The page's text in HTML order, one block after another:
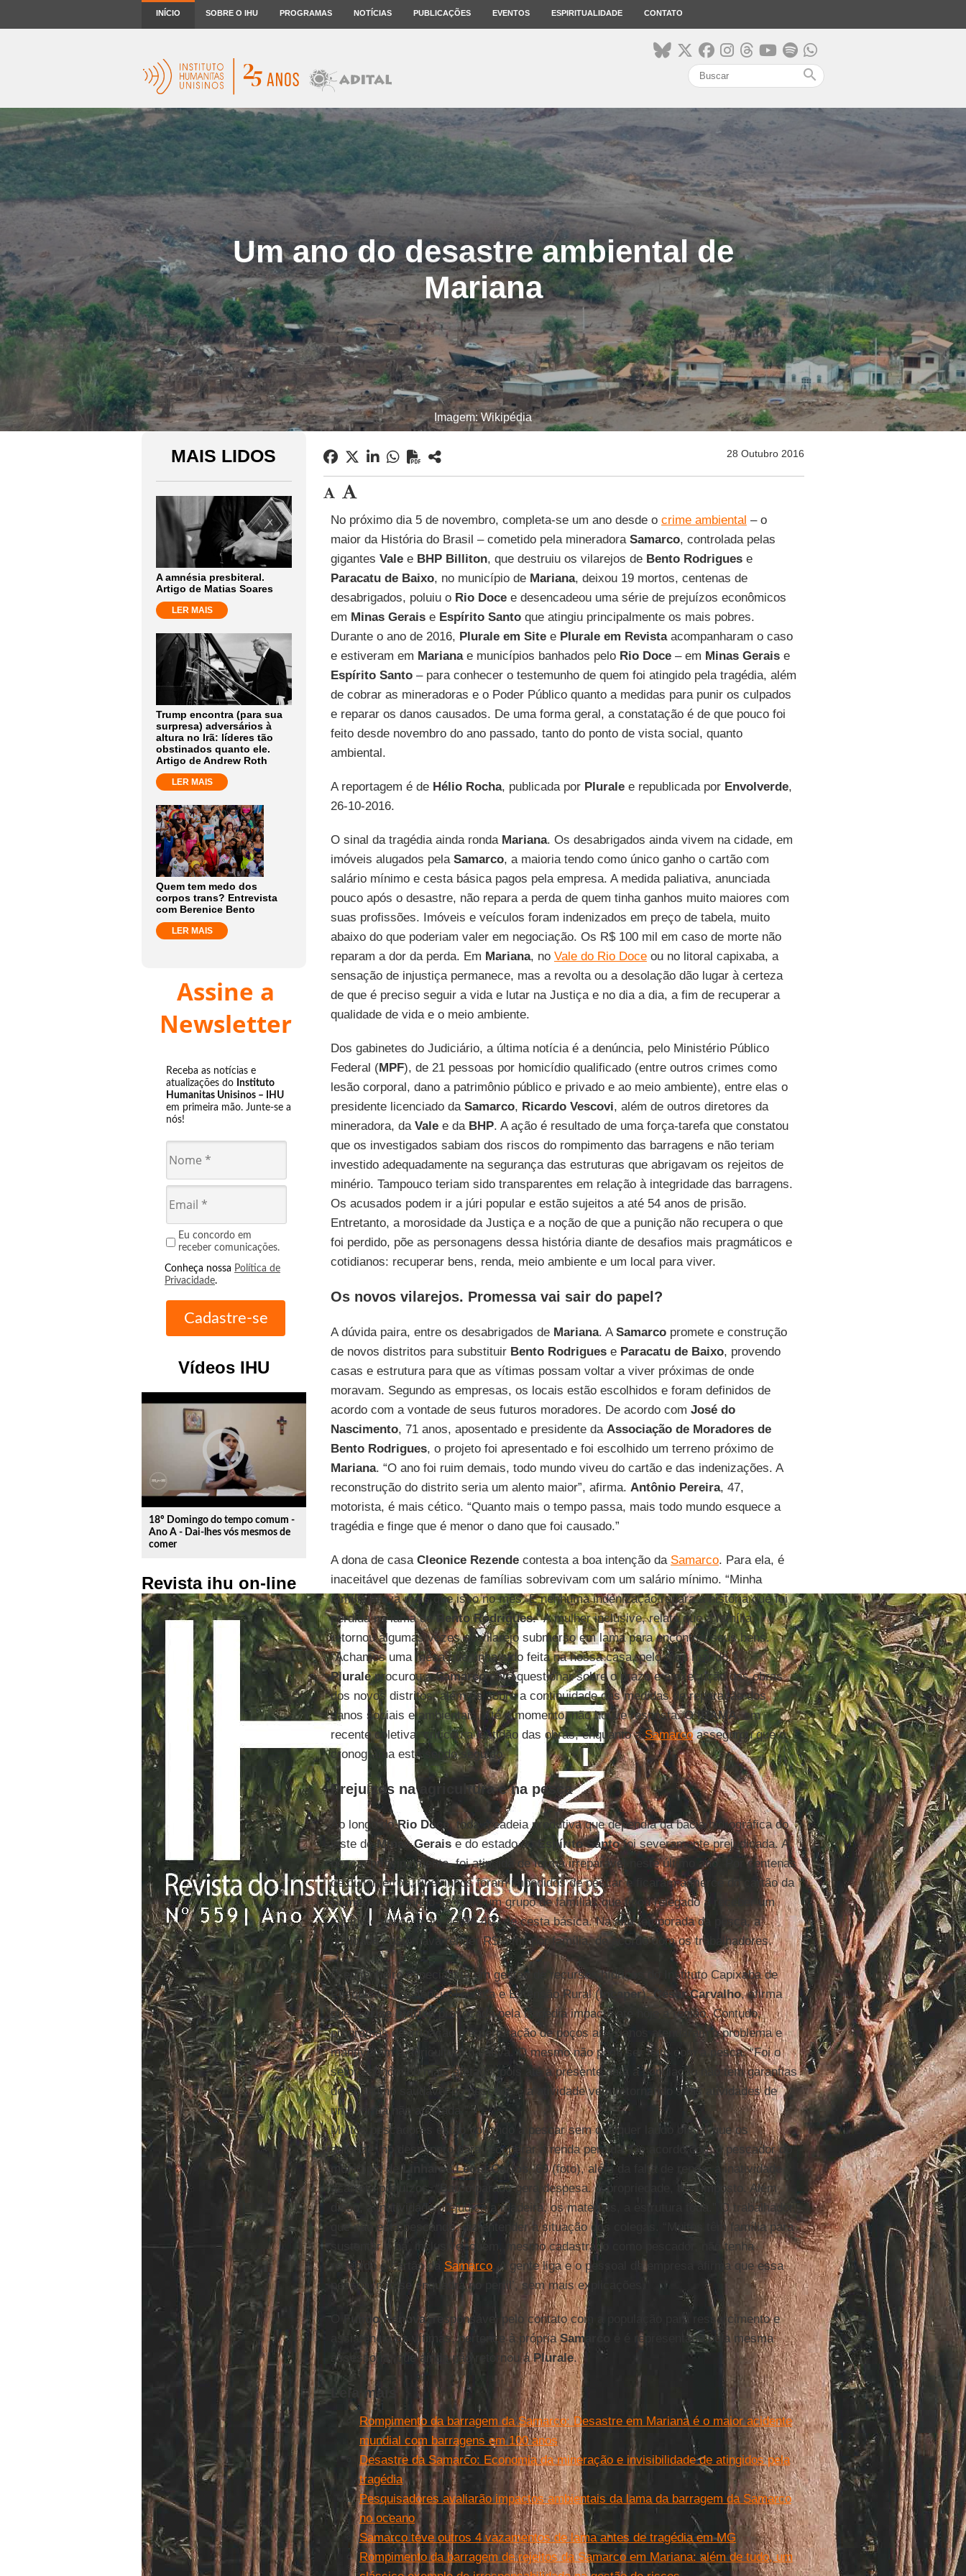
INÍCIO SOBRE O IHU PROGRAMAS NOTÍCIAS PUBLICAÇÕES EVENTOS ESPIRITUALIDADE CONTATO
search
Um ano do desastre ambiental de
Mariana
Imagem: Wikipédia
MAIS LIDOS
A amnésia presbiteral.
Artigo de Matias Soares
LER MAIS
Trump encontra (para sua
surpresa) adversários à
altura no Irã: líderes tão
obstinados quanto ele.
Artigo de Andrew Roth
LER MAIS
Quem tem medo dos
corpos trans? Entrevista
com Berenice Bento
LER MAIS
Assine a
Newsletter
Receba as notícias e
atualizações do Instituto
Humanitas Unisinos – IHU
em primeira mão. Junte-se a
nós!
Eu concordo em
receber comunicações.
Conheça nossa Política de
Privacidade.
Vídeos IHU
play_circle_outline
18º Domingo do tempo comum -
Ano A - Dai-lhes vós mesmos de
comer
Revista ihu on-line
28 Outubro 2016
No próximo dia 5 de novembro, completa-se um ano desde o crime ambiental – o
maior da História do Brasil – cometido pela mineradora Samarco, controlada pelas
gigantes Valee BHP Billiton, que destruiu os vilarejos de Bento Rodriguese
Paracatu de Baixo, no município de Mariana, deixou 19 mortos, centenas de
desabrigados, poluiu o Rio Docee desencadeou uma série de prejuízos econômicos
em Minas Geraise Espírito Santoque atingiu principalmente os mais pobres.
Durante o ano de 2016, Plurale em Sitee Plurale em Revistaacompanharam o caso
e estiveram em Marianae municípios banhados pelo Rio Doce– em Minas Geraise
Espírito Santo– para conhecer o testemunho de quem foi atingido pela tragédia, além
de cobrar as mineradoras e o Poder Público quanto a medidas para punir os culpados
e reparar os danos causados. De uma forma geral, a constatação é de que pouco foi
feito desde novembro do ano passado, tanto do ponto de vista social, quanto
ambiental.
A reportagem é de Hélio Rocha, publicada por Pluralee republicada por Envolverde,
26-10-2016.
O sinal da tragédia ainda ronda Mariana. Os desabrigados ainda vivem na cidade, em
imóveis alugados pela Samarco, a maioria tendo como único ganho o cartão com
salário mínimo e cesta básica pagos pela empresa. A medida paliativa, anunciada
pouco após o desastre, não repara a perda de quem tinha ganhos muito maiores com
suas profissões. Imóveis e veículos foram indenizados em preço de tabela, muito
abaixo do que poderiam valer em negociação. Os R$ 100 mil em caso de morte não
reparam a dor da perda. Em Mariana, no Vale do Rio Doceou no litoral capixaba, a
sensação de injustiça permanece, mas a revolta ou a desolação dão lugar à certeza
de que é preciso seguir a vida e lutar na Justiça e no dia a dia, a fim de recuperar a
qualidade de vida e o meio ambiente.
Dos gabinetes do Judiciário, a última notícia é a denúncia, pelo Ministério Público
Federal (MPF), de 21 pessoas por homicídio qualificado (entre outros crimes como
lesão corporal, dano a patrimônio público e privado e ao meio ambiente), entre elas o
presidente licenciado da Samarco, Ricardo Vescovi, além de outros diretores da
mineradora, da Valee da BHP. A ação é resultado de uma força-tarefa que constatou
que os investigados sabiam dos riscos do rompimento das barragens e não teriam
investido adequadamente na segurança das estruturas que abrigavam os rejeitos de
minério. Tampouco teriam sido transparentes em relação à integridade das barragens.
Os acusados podem ir a júri popular e estão sujeitos a até 54 anos de prisão.
Entretanto, a morosidade da Justiça e a noção de que a punição não recupera o que
foi perdido, põe as personagens dessa história diante de desafios mais pragmáticos e
cotidianos: recuperar bens, renda, meio ambiente e um local para viver.
Os novos vilarejos. Promessa vai sair do papel?
A dúvida paira, entre os desabrigados de Mariana. ASamarcopromete e construção
de novos distritos para substituir Bento Rodriguese Paracatu de Baixo, provendo
casas e estrutura para que as vítimas possam voltar a viver próximas de onde
moravam. Segundo as empresas, os locais estão escolhidos e foram definidos de
acordo com a vontade de seus futuros moradores. De acordo com José do
Nascimento, 71 anos, aposentado e presidente da Associação de Moradores de
Bento Rodrigues, o projeto foi apresentado e foi escolhido um terreno próximo de
Mariana. “O ano foi ruim demais, todo mundo viveu do cartão e das indenizações. A
reconstrução do distrito seria um alento maior”, afirma. Antônio Pereira, 47,
motorista, é mais cético. “Quanto mais o tempo passa, mais todo mundo esquece a
tragédia e finge que é menor o dano que foi causado.”
A dona de casa Cleonice Rezendecontesta a boa intenção da Samarco. Para ela, é
inaceitável que dezenas de famílias sobrevivam com um salário mínimo. “Minha
família tirava mais que isso no mês. E nenhuma indenização repara a história que foi
perdida na lama deBento Rodrigues.” A mulher inclusive, relata que a família
retornou algumas vezes ao vilarejo submerso em lama para encontrar seus bens.
“Achamos uma mesa que tinha sido feita na nossa casa, pelo meu marido.”
Pluraleprocurou aSamarcopara questionar sobre o prazo e a execução das obras
dos novos distritos, além de sobre a continuidade das medidas de reparação dos
danos sociais e ambientais. Até o momento, não houve resposta. OIBAMA, em
recente coletiva, criticou a lentidão das obras, enquanto aSamarcoassegurou que o
cronograma está sendo seguido.
Prejuízos na agricultura e na pesca
Ao longo doRio Doce, toda a cadeia produtiva que dependia da bacia hidrográfica do
leste deMinas Geraise do estado do Espírito Santofoi severamente prejudicada. A
pesca, principalmente, foi atingida de forma irreparável neste último ano. Por centenas
de quilômetros, ribeirinhos foram impedidos de pescar e ficaram à mercê do cartão da
Samarco, tornando-se mais um grupo de famílias que ficou relegado a receber um
salário e pouco mais de R$ 400 de cesta básica. Na alta temporada da pesca, a
atividade costumava render R$ 4 mil por família, de acordo com os trabalhadores.
O engenheiro especialista em gestão de recursos hídricos do Instituto Capixaba de
Pesquisa, Assistência Técnica e Extensão Rural (Incaper),César Carvalho, afirma
que acrise hídricaprovocada pela tragédia impacta até hoje a região. Contudo,
programas de irrigação e a perfuração de poços artesianos atenuaram o problema e
mantiveram a agricultura na ativa. O mesmo não pôde ser feito com a pesca. “Foi o
setor econômico mais afetado, pois até a presente data a população não tem garantias
de consumo saudável do pescado e a atividade vem retornando suas atividades de
uma forma não atestada.”
Muitos pescadores estão voltando a pescar sem qualquer laudo oficial que os
autorize, no desespero para recuperar a renda perdida. De acordo com o pescador do
município deLinhares Leoni Carlos
, 69 (foto), além da falta de renda, a inatividade
acarreta prejuízos. “Barco parado gera despesa. É propriedade, tem imposto. Além
disso, a inatividade prejudica a madeira, os materiais, a estrutura toda.” O trabalhador,
que não está pescando, diz entender a situação dos colegas. “Muitos têm família para
sustentar e há, inclusive, quem, mesmo cadastrado como pescador, não tenha
recebido o cartão da Samarco. A gente liga e o pessoal da empresa afirma que essa
pessoa ‘não se enquadra no perfil’, sem mais explicações.”
O Fundo Renova, responsável pelo contato com a população para ressarcimento e
assistência às vítimas, pertence à própriaSamarco
e é representado pela mesma
assessoria, que ainda não retornou áPlurale.
Leia mais
Rompimento da barragem da Samarco: Desastre em Mariana é o maior acidente
mundial com barragens em 100 anos
Desastre da Samarco: Economia da mineração e invisibilidade de atingidos pela
tragédia
Pesquisadores avaliarão impactos ambientais da lama da barragem da Samarco
no oceano
Samarco teve outros 4 vazamentos de lama antes de tragédia em MG
Rompimento da barragem de rejeitos da Samarco em Mariana: além de tudo, um